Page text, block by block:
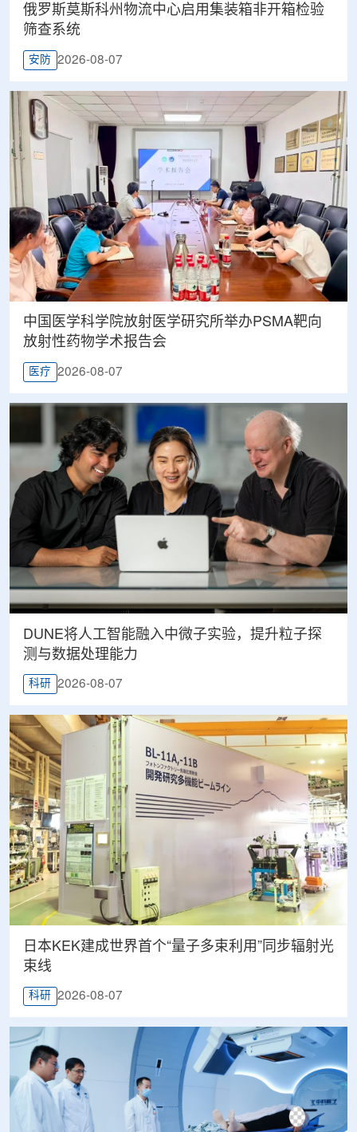
俄罗斯莫斯科州物流中心启用集装箱非开箱检验
筛查系统
安防 2026-08-07
中国医学科学院放射医学研究所举办PSMA靶向
放射性药物学术报告会
医疗 2026-08-07
DUNE将人工智能融入中微子实验，提升粒子探
测与数据处理能力
科研 2026-08-07
日本KEK建成世界首个“量子多束利用”同步辐射光
束线
科研 2026-08-07